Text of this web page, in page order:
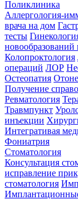
Поликлиника
Аллергология-
врача на дом
тесты
новообразований
Колопроктология
операций ЛОР
Остеопатия
Получение
Ревматология
Травмпункт
инъекции
Интегративая
Фониатрия
Стоматология
Консультация
исправление
стоматология